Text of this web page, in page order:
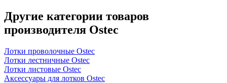
Другие категории товаров
производителя Ostec
Лотки проволочные Ostec
Лотки лестничные Ostec
Лотки листовые Ostec
Аксессуары для лотков Ostec